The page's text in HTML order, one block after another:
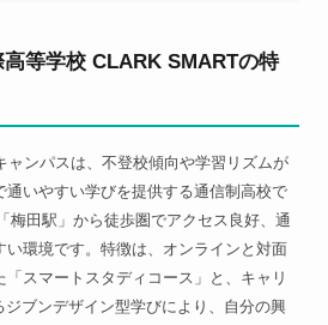
等学校 CLARK SMARTの特
ャンパスは、不登校傾向や学習リズムが
通いやすい学びを提供する通信制高校で
梅田駅」から徒歩圏でアクセス良好、通
い環境です。特徴は、オンラインと対面
スマートスタディコース」と、キャリ
ブンデザイン型学びにより、自分の興